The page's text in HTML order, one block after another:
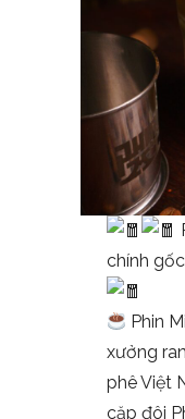
chính
Phin
xưởng
phê Việt
cặp đôi